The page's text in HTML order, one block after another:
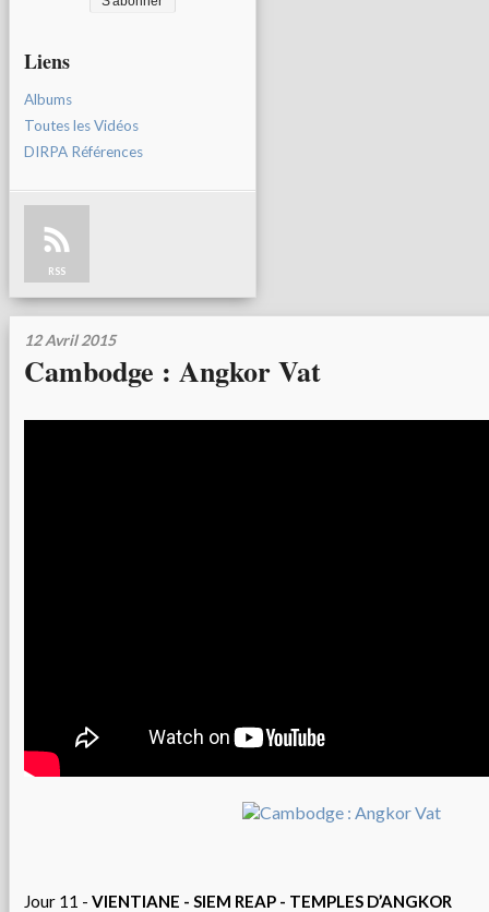
Liens
Albums
Toutes les Vidéos
DIRPA Références
RSS
12 Avril 2015
Cambodge : Angkor Vat
Jour 11 - VIENTIANE - SIEM REAP - TEMPLES D’ANGKOR